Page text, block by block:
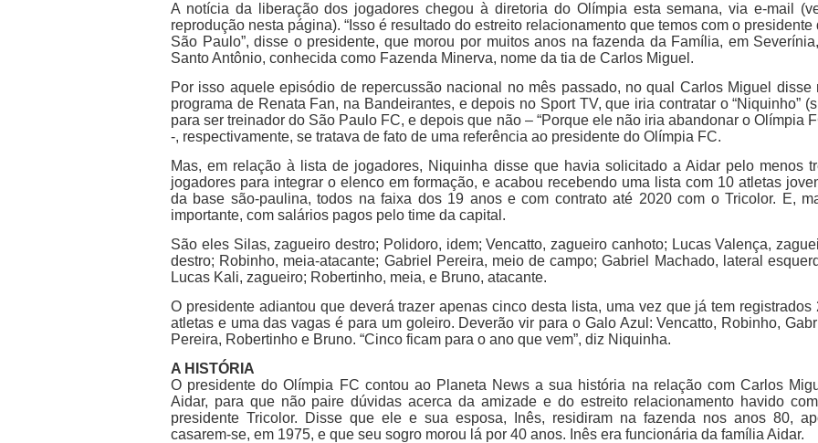
A notícia da liberação dos jogadores chegou à diretoria do Olímpia esta semana, via e-mail
reprodução nesta página). “Isso é resultado do estreito relacionamento que temos com o presidente
São Paulo”, disse o presidente, que morou por muitos anos na fazenda da Família, em
Santo Antônio, conhecida como Fazenda Minerva, nome da tia de Carlos Miguel.
Por isso aquele episódio de repercussão nacional no mês passado, no qual Carlos Miguel disse
programa de Renata Fan, na Bandeirantes, e depois no Sport TV, que iria contratar o “Niquinho”
para ser treinador do São Paulo FC, e depois que não – “Porque ele não iria abandonar o Olímpia
-, respectivamente, se tratava de fato de uma referência ao presidente do Olímpia FC.
Mas, em relação à lista de jogadores, Niquinha disse que havia solicitado a Aidar pelo menos
jogadores para integrar o elenco em formação, e acabou recebendo uma lista com 10 atletas
da base são-paulina, todos na faixa dos 19 anos e com contrato até 2020 com o Tricolor. E,
importante, com salários pagos pelo time da capital.
São eles Silas, zagueiro destro; Polidoro, idem; Vencatto, zagueiro canhoto; Lucas Valença,
destro; Robinho, meia-atacante; Gabriel Pereira, meio de campo; Gabriel Machado, lateral
Lucas Kali, zagueiro; Robertinho, meia, e Bruno, atacante.
O presidente adiantou que deverá trazer apenas cinco desta lista, uma vez que já tem registrados
atletas e uma das vagas é para um goleiro. Deverão vir para o Galo Azul: Vencatto, Robinho,
Pereira, Robertinho e Bruno. “Cinco ficam para o ano que vem”, diz Niquinha.
A HISTÓRIA
O presidente do Olímpia FC contou ao Planeta News a sua história na relação com Carlos
Aidar, para que não paire dúvidas acerca da amizade e do estreito relacionamento havido
presidente Tricolor. Disse que ele e sua esposa, Inês, residiram na fazenda nos anos 80,
casarem-se, em 1975, e que seu sogro morou lá por 40 anos. Inês era funcionária da família Aidar.